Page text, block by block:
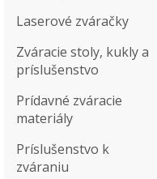
Laserové zváračky
Zváracie stoly, kukly a
príslušenstvo
Prídavné zváracie
materiály
Príslušenstvo k
zváraniu